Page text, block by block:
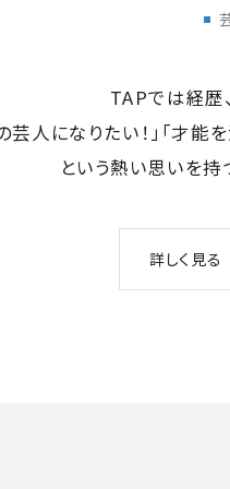
TAPでは経歴
芸人になりたい！」「才能
という熱い思いを持
詳しく見る